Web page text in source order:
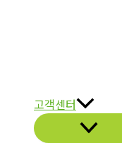
고객센터